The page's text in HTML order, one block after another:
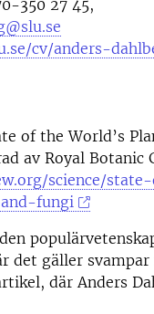
350 27 45,
cv/anders-
of the World’s
av Royal Botanic
science/
fungi
det gäller svampar
där Anders